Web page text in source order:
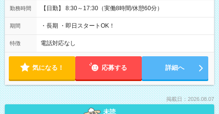
勤務時間 【日勤】 8:30～17:30（実働8時間/休憩60分）
期間 ・長期 ・即日スタートOK！
特徴 電話対応なし
気になる！ 応募する 詳細へ
掲載日：2026.08.07
未読